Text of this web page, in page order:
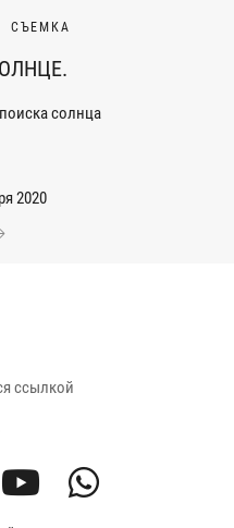
СЪЕМКА
солнца
2020
ссылкой